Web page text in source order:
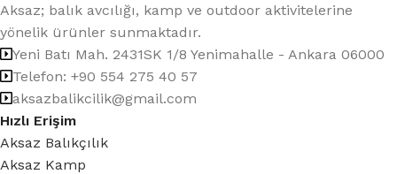
Aksaz; balık avcılığı, kamp ve outdoor aktivitelerine
yönelik ürünler sunmaktadır.
Yeni Batı Mah. 2431SK 1/8 Yenimahalle - Ankara 06000
Telefon: +90 554 275 40 57
aksazbalikcilik@gmail.com
Hızlı Erişim
Aksaz Balıkçılık
Aksaz Kamp